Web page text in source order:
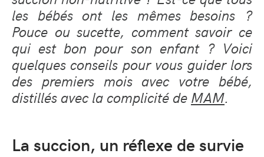
les bébés ont les mêmes besoins ?
Pouce ou sucette, comment savoir ce
qui est bon pour son enfant ? Voici
quelques conseils pour vous guider lors
des premiers mois avec votre bébé,
distillés avec la complicité de MAM.
La succion, un réflexe de survie